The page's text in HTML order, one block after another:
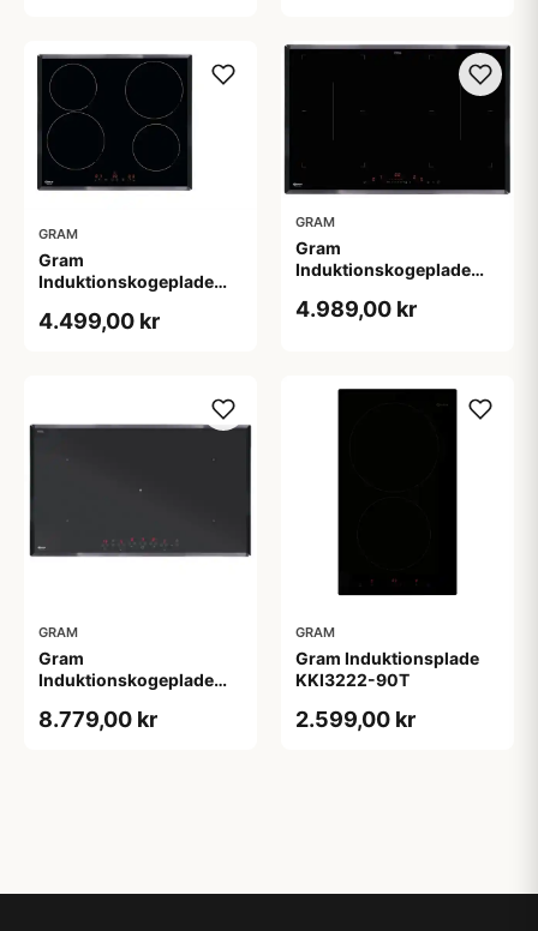
GRAM
Gram
Induktionskogeplade
4.499,00 kr
GRAM
Gram
Induktionskogeplade
4.989,00 kr
GRAM
Gram
Induktionskogeplade
8.779,00 kr
GRAM
Gram Induktionsplade
KKI3222-90T
2.599,00 kr